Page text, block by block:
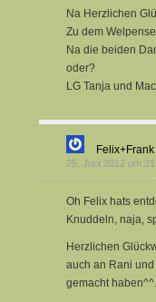
Na Herzlichen
Zu dem
Na die beiden
oder?
LG Tanja und
Felix+Frank
25. Juni 2012 um
Oh Felix hats
Knuddeln, naja,
Herzlichen
auch an Rani und
gemacht haben^^.